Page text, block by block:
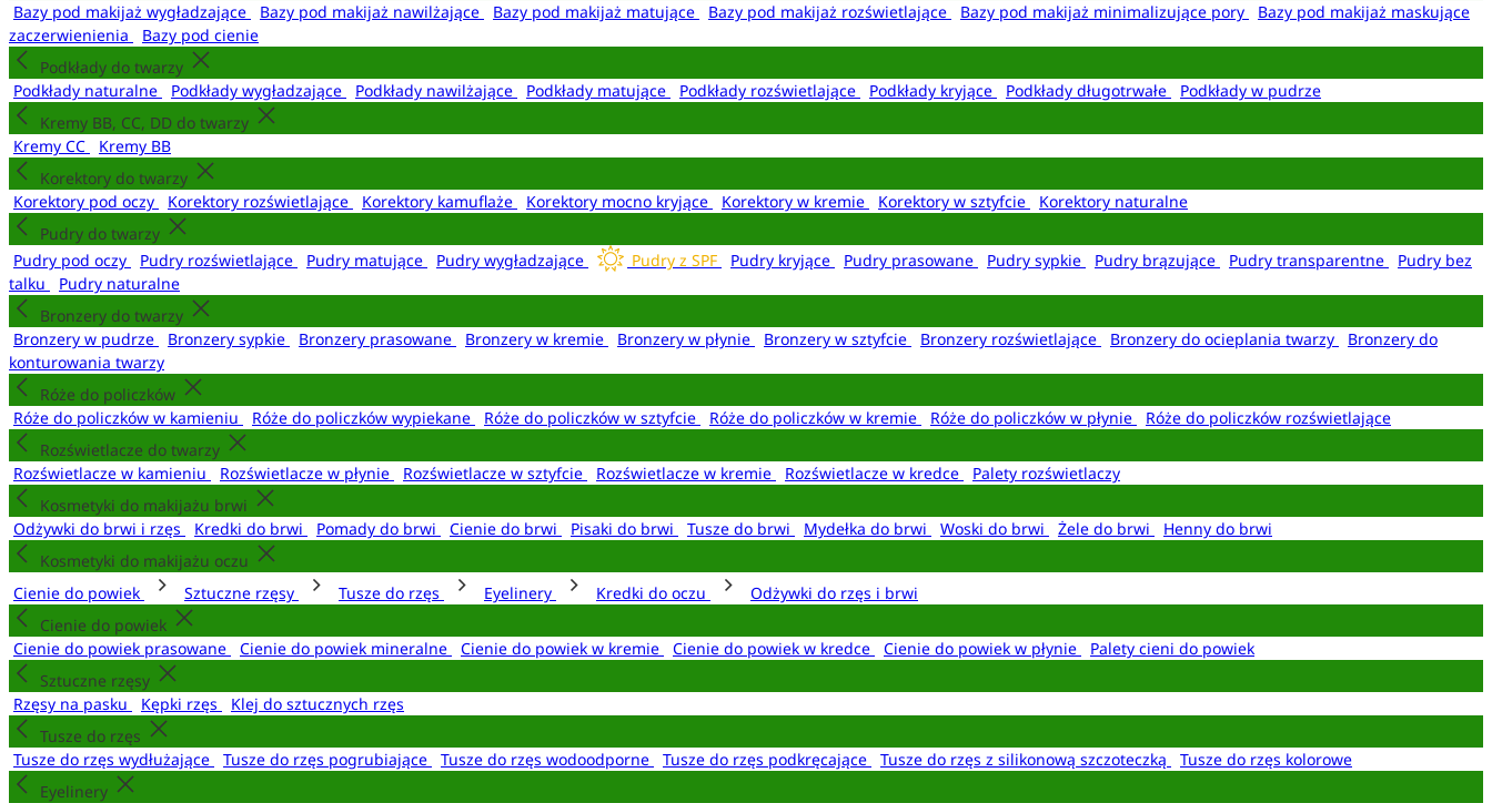
Bazy pod makijaż wygładzające
Bazy pod makijaż nawilżające Bazy pod makijaż matujące Bazy pod makijaż rozświetlające Bazy pod makijaż minimalizujące pory
Bazy pod makijaż maskujące
zaczerwienienia
Bazy pod cienie
Podkłady do twarzy
Podkłady naturalne
Podkłady wygładzające Podkłady nawilżające Podkłady matujące Podkłady rozświetlające Podkłady kryjące Podkłady długotrwałe
Podkłady w pudrze
Kremy BB, CC, DD do twarzy
Kremy CC
Kremy BB
Korektory do twarzy
Korektory pod oczy
Korektory rozświetlające Korektory kamuflaże Korektory mocno kryjące Korektory w kremie Korektory w sztyfcie
Korektory naturalne
Pudry do twarzy
Pudry pod oczy
Pudry rozświetlające Pudry matujące Pudry wygładzające Pudry z SPF Pudry kryjące Pudry prasowane Pudry sypkie Pudry brązujące Pudry transparentne
Pudry bez
talku
Pudry naturalne
Bronzery do twarzy
Bronzery w pudrze
Bronzery sypkie Bronzery prasowane Bronzery w kremie Bronzery w płynie Bronzery w sztyfcie Bronzery rozświetlające Bronzery do ocieplania twarzy
Bronzery do
konturowania twarzy
Róże do policzków
Róże do policzków w kamieniu
Róże do policzków wypiekane Róże do policzków w sztyfcie Róże do policzków w kremie Róże do policzków w płynie
Róże do policzków rozświetlające
Rozświetlacze do twarzy
Rozświetlacze w kamieniu
Rozświetlacze w płynie Rozświetlacze w sztyfcie Rozświetlacze w kremie Rozświetlacze w kredce
Palety rozświetlaczy
Kosmetyki do makijażu brwi
Odżywki do brwi i rzęs
Kredki do brwi Pomady do brwi Cienie do brwi Pisaki do brwi Tusze do brwi Mydełka do brwi Woski do brwi Żele do brwi
Henny do brwi
Kosmetyki do makijażu oczu
Cienie do powiek
Sztuczne rzęsy Tusze do rzęs Eyelinery Kredki do oczu
Odżywki do rzęs i brwi
Cienie do powiek
Cienie do powiek prasowane
Cienie do powiek mineralne Cienie do powiek w kremie Cienie do powiek w kredce Cienie do powiek w płynie
Palety cieni do powiek
Sztuczne rzęsy
Rzęsy na pasku
Kępki rzęs
Klej do sztucznych rzęs
Tusze do rzęs
Tusze do rzęs wydłużające
Tusze do rzęs pogrubiające Tusze do rzęs wodoodporne Tusze do rzęs podkręcające Tusze do rzęs z silikonową szczoteczką
Tusze do rzęs kolorowe
Eyelinery